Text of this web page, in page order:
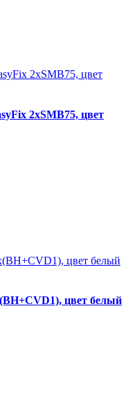
2хSMB75, цвет
цвет белый